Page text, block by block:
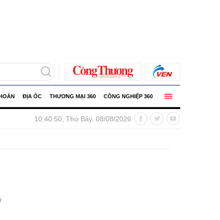
ĐỊA ỐC THƯƠNG MẠI 360 CÔNG NGHIỆP 360
15% Ô tô nhập khẩu lập kỷ lục trong tháng 7, xe
10:40:51, Thứ Bảy, 08/08/2026